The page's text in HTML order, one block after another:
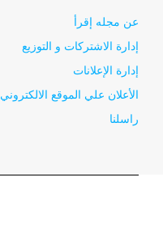
عن مجله إقرأ
إدارة الاشتركات و التوزيع
إدارة الإعلانات
الأعلان علي الموقع الالكتروني
راسلنا